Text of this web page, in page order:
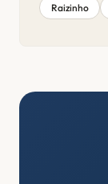
Raizinho